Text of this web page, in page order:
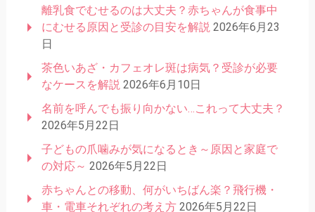
離乳食でむせるのは大丈夫？赤ちゃんが食事中
にむせる原因と受診の目安を解説 2026年6月23
日
茶色いあざ・カフェオレ斑は病気？受診が必要
なケースを解説 2026年6月10日
名前を呼んでも振り向かない…これって大丈夫？
2026年5月22日
子どもの爪噛みが気になるとき～原因と家庭で
の対応～ 2026年5月22日
赤ちゃんとの移動、何がいちばん楽？飛行機・
車・電車それぞれの考え方 2026年5月22日